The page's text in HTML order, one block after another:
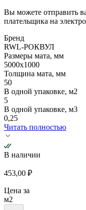
Вы можете отправить
плательщика на
Бренд
RWL-РОКВУЛ
Размеры мата, мм
5000х1000
Толщина мата, мм
50
В одной упаковке, м2
5
В одной упаковке, м3
0,25
Читать полностью
В наличии
453,00 ₽
Цена за
м2